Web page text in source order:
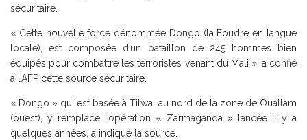
sécuritaire.
« Cette nouvelle force dénommée Dongo (la Foudre en langue
locale), est composée d’un bataillon de 245 hommes bien
équipés pour combattre les terroristes venant du Mali », a confié
à l’AFP cette source sécuritaire.
« Dongo » qui est basée à Tilwa, au nord de la zone de Ouallam
(ouest), y remplace l’opération « Zarmaganda » lancée il y a
quelques années, a indiqué la source.